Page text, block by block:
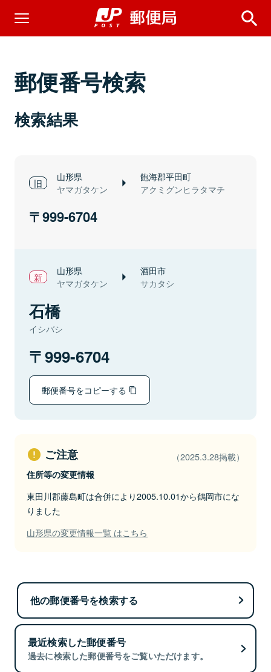
郵便番号検索
検索結果
山形県
ヤマガタケン
飽海郡平田町
アクミグンヒラタマチ
999-6704
山形県
ヤマガタケン
酒田市
サカタシ
石橋
イシバシ
999-6704
郵便番号をコピーする
ご注意 （2025.3.28掲載）
住所等の変更情報
東田川郡藤島町は合併により2005.10.01から鶴岡市にな
りました
山形県の変更情報一覧 はこちら
他の郵便番号を検索する
最近検索した郵便番号
過去に検索した郵便番号をご覧いただけます。